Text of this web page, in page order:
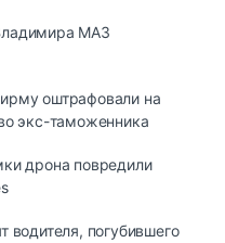
МАЗ
оштрафовали на
экс-таможенника
дрона повредили
водителя, погубившего